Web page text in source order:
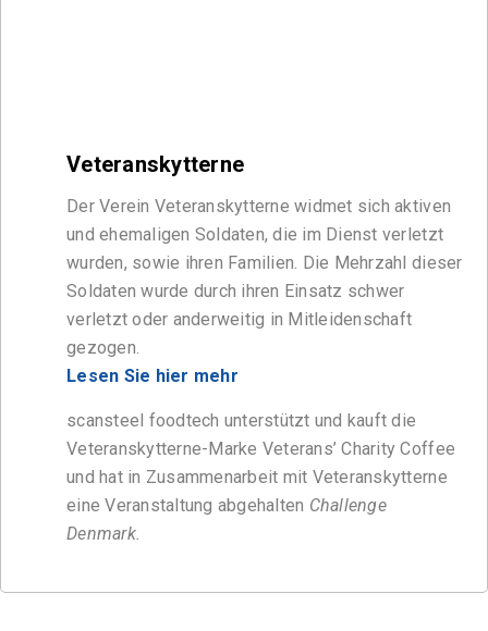
Veteranskytterne
Der Verein Veteranskytterne widmet sich aktiven
und ehemaligen Soldaten, die im Dienst verletzt
wurden, sowie ihren Familien. Die Mehrzahl dieser
Soldaten wurde durch ihren Einsatz schwer
verletzt oder anderweitig in Mitleidenschaft
gezogen.
Lesen Sie hier mehr
scansteel foodtech unterstützt und kauft die
Veteranskytterne-Marke Veterans’ Charity Coffee
und hat in Zusammenarbeit mit Veteranskytterne
eine Veranstaltung abgehalten Challenge
Denmark.